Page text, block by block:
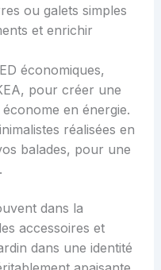
ou galets simples
et enrichir
économiques,
pour créer une
en énergie.
réalisées en
balades, pour une
dans la
accessoires et
dans une identité